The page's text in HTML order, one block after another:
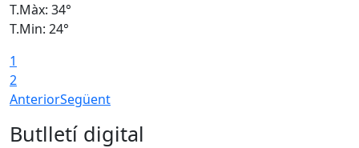
T.Màx: 34°
T.Min: 24°
1
2
AnteriorSegüent
Butlletí digital